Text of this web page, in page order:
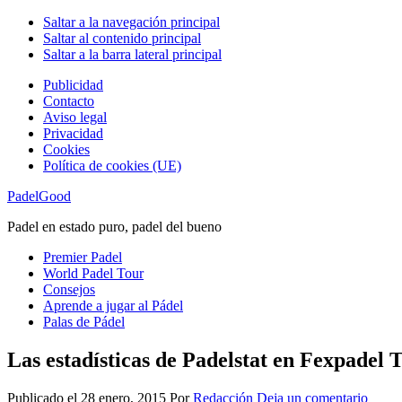
Saltar a la navegación principal
Saltar al contenido principal
Saltar a la barra lateral principal
Publicidad
Contacto
Aviso legal
Privacidad
Cookies
Política de cookies (UE)
PadelGood
Padel en estado puro, padel del bueno
Premier Padel
World Padel Tour
Consejos
Aprende a jugar al Pádel
Palas de Pádel
Las estadísticas de Padelstat en Fexpadel
Publicado el 28 enero, 2015 PorRedacción Deja un comentario